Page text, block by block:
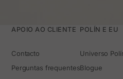
APOIO AO CLIENTE
Contacto
Perguntas frequentes
POLÍN E EU
Universo
Blogue